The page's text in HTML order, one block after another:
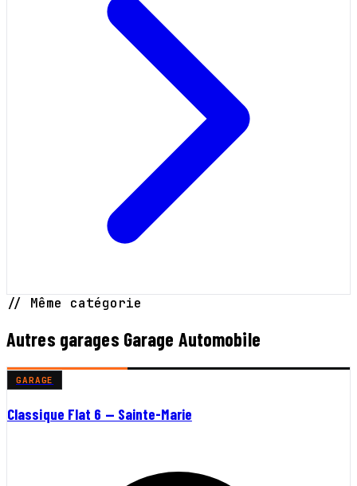
// Même catégorie
Autres garages Garage Automobile
GARAGE
Classique Flat 6 — Sainte-Marie